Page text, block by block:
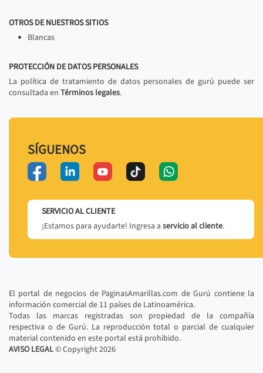
OTROS DE NUESTROS SITIOS
Blancas
PROTECCIÓN DE DATOS PERSONALES
La política de tratamiento de datos personales de gurú puede ser
consultada en Términos legales.
SÍGUENOS
SERVICIO AL CLIENTE
¡Estamos para ayudarte! Ingresa a servicio al cliente.
El portal de negocios de PaginasAmarillas.com de Gurú contiene la
información comercial de 11 países de Latinoamérica.
Todas las marcas registradas son propiedad de la compañía
respectiva o de Gurú. La reproducción total o parcial de cualquier
material contenido en este portal está prohibido.
AVISO LEGAL© Copyright2026